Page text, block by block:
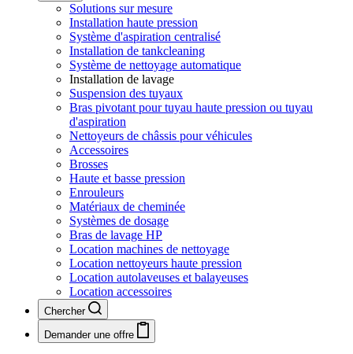
Solutions sur mesure
Installation haute pression
Système d'aspiration centralisé
Installation de tankcleaning
Système de nettoyage automatique
Installation de lavage
Suspension des tuyaux
Bras pivotant pour tuyau haute pression ou tuyau
d'aspiration
Nettoyeurs de châssis pour véhicules
Accessoires
Brosses
Haute et basse pression
Enrouleurs
Matériaux de cheminée
Systèmes de dosage
Bras de lavage HP
Location machines de nettoyage
Location nettoyeurs haute pression
Location autolaveuses et balayeuses
Location accessoires
Chercher
Demander une offre